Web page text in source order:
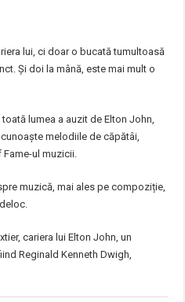
lui, ci doar o bucată tumultoasă
Și doi la mână, este mai mult o
lumea a auzit de Elton John,
melodiile de căpătâi,
ul muzicii.
muzică, mai ales pe compoziție,
cariera lui Elton John, un
Reginald Kenneth Dwigh,